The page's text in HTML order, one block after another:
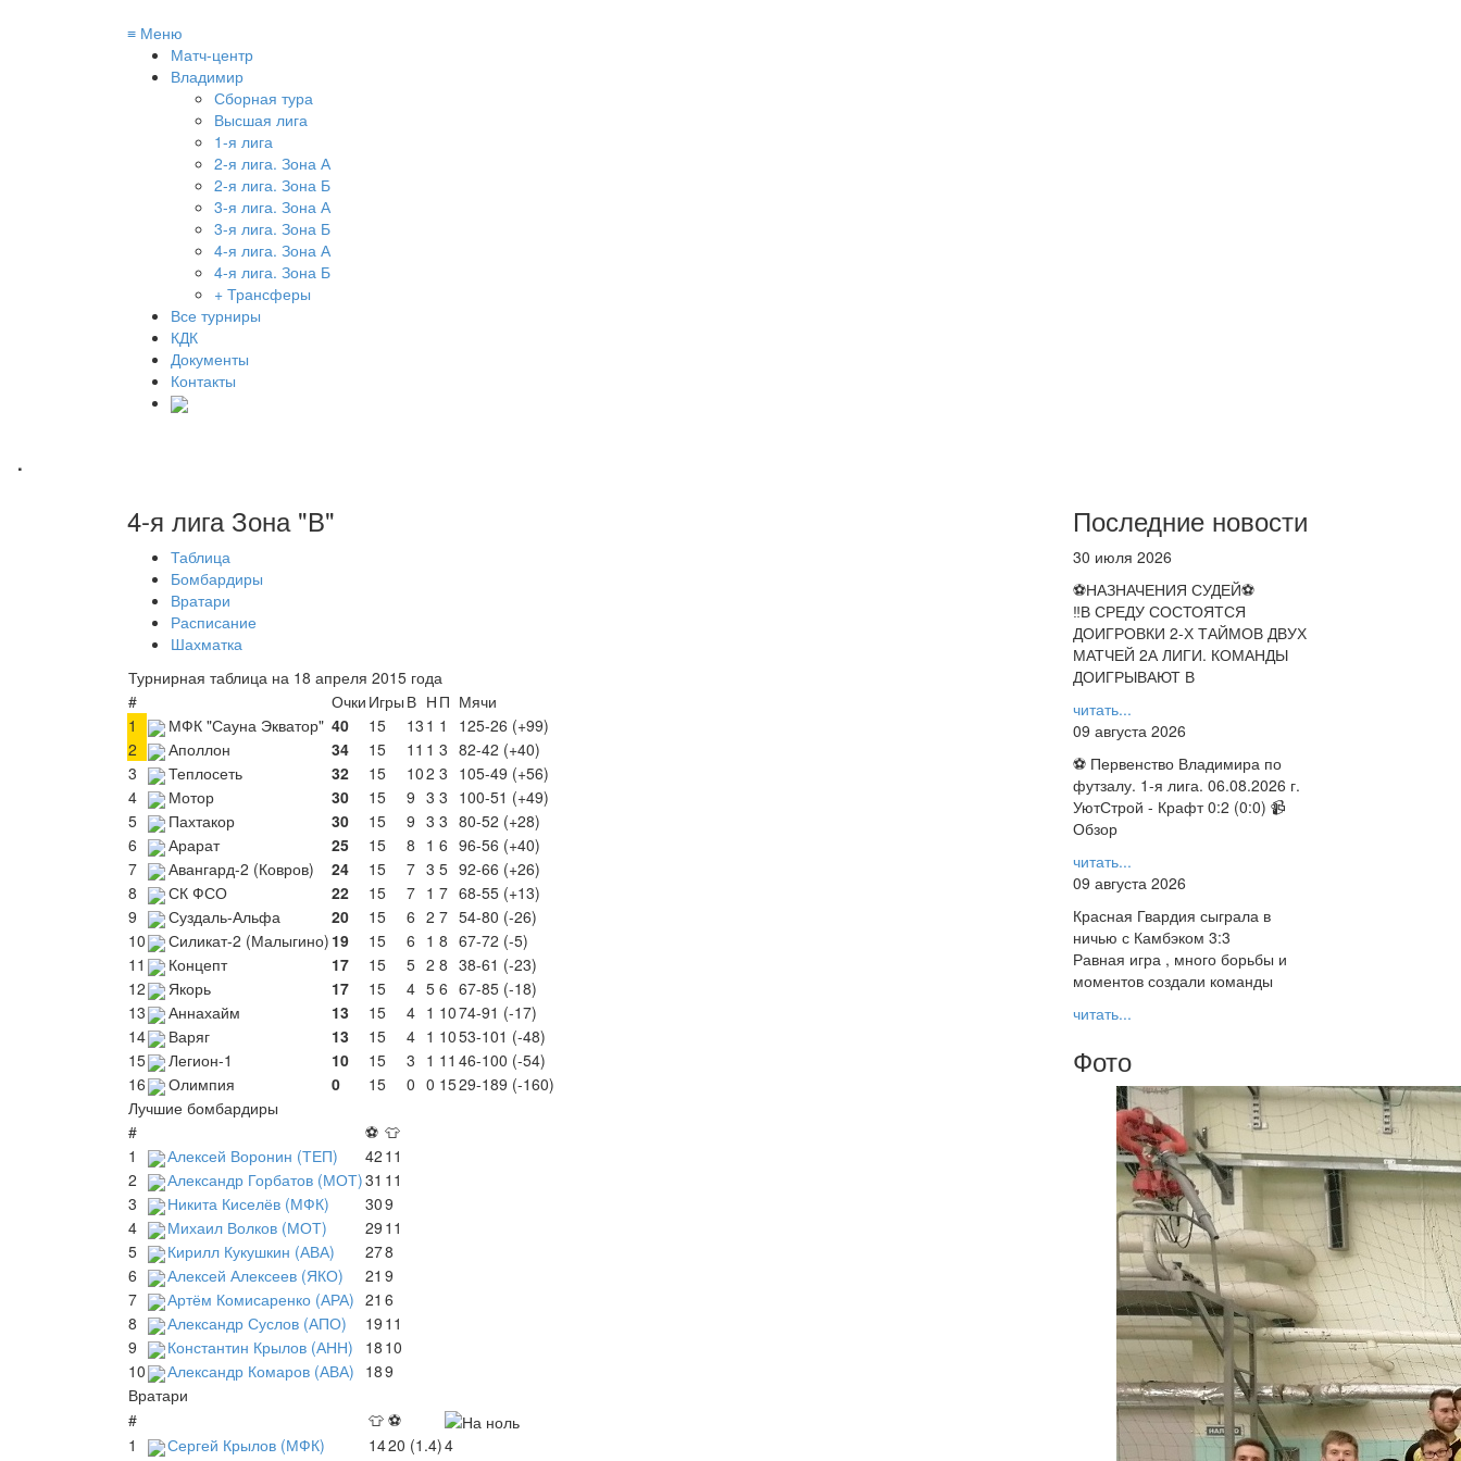
≡ Меню
Матч-центр
Владимир
Сборная тура
Высшая лига
1-я лига
2-я лига. Зона А
2-я лига. Зона Б
3-я лига. Зона А
3-я лига. Зона Б
4-я лига. Зона А
4-я лига. Зона Б
+ Трансферы
Все турниры
КДК
Документы
Контакты
.
4-я лига Зона "В"
Таблица
Бомбардиры
Вратари
Расписание
Шахматка
Турнирная таблица на 18 апреля 2015 года
#
Очки Игры В Н П Мячи
1
МФК "Сауна Экватор" 40 15 13 1 1
125-26 (+99)
2
Аполлон 34 15 11 1 3 82-42 (+40)
3
Теплосеть 32 15 102 3 105-49 (+56)
4
Мотор 30 15 9 3 3 100-51 (+49)
5
Пахтакор 30 15 9 3 3 80-52 (+28)
6
Арарат 25 15 8 1 6 96-56 (+40)
7
Авангард-2 (Ковров) 24 15 7 3 5 92-66 (+26)
8
СК ФСО 22 15 7 1 7 68-55 (+13)
9
Суздаль-Альфа 20 15 6 2 7 54-80 (-26)
10
Силикат-2 (Малыгино) 19 15 6 1 8 67-72 (-5)
11
Концепт 17 15 5 2 8 38-61 (-23)
12
Якорь 17 15 4 5 6 67-85 (-18)
13
Аннахайм 13 15 4 1 1074-91 (-17)
14
Варяг 13 15 4 1 1053-101 (-48)
15
Легион-1 10 15 3 1 11 46-100 (-54)
16
Олимпия 0 15 0 0 1529-189 (-160)
Лучшие бомбардиры
#
⚽ 👕
1
Алексей Воронин (ТЕП) 42 11
2
Александр Горбатов (МОТ)31 11
3
Никита Киселёв (МФК) 309
4
Михаил Волков (МОТ) 29 11
5
Кирилл Кукушкин (АВА) 278
6
Алексей Алексеев (ЯКО) 21 9
7
Артём Комисаренко (АРА) 21 6
8
Александр Суслов (АПО) 19 11
9
Константин Крылов (АНН) 18 10
10
Александр Комаров (АВА) 189
Вратари
#
👕 ⚽
1
Сергей Крылов (МФК) 1420 (1.4)4
Последние новости
30 июля 2026
⚽НАЗНАЧЕНИЯ СУДЕЙ⚽
‼В СРЕДУ СОСТОЯТСЯ
ДОИГРОВКИ 2-Х ТАЙМОВ ДВУХ
МАТЧЕЙ 2А ЛИГИ. КОМАНДЫ
ДОИГРЫВАЮТ В
читать...
09 августа 2026
⚽ Первенство Владимира по
футзалу. 1-я лига. 06.08.2026 г.
УютСтрой - Крафт 0:2 (0:0) 📹
Обзор
читать...
09 августа 2026
Красная Гвардия сыграла в
ничью с Камбэком 3:3
Равная игра , много борьбы и
моментов создали команды
читать...
Фото